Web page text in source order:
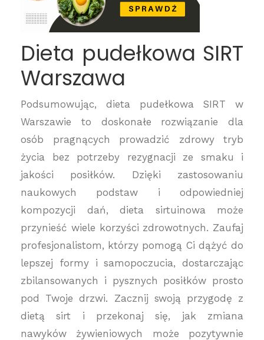
Dieta pudełkowa SIRT
Warszawa
Podsumowując, dieta pudełkowa SIRT w
Warszawie to doskonałe rozwiązanie dla
osób pragnących prowadzić zdrowy tryb
życia bez potrzeby rezygnacji ze smaku i
jakości posiłków. Dzięki zastosowaniu
naukowych podstaw i odpowiedniej
kompozycji dań, dieta sirtuinowa może
przynieść wiele korzyści zdrowotnych. Zaufaj
profesjonalistom, którzy pomogą Ci dążyć do
lepszej formy i samopoczucia, dostarczając
zbilansowanych i pysznych posiłków prosto
pod Twoje drzwi. Zacznij swoją przygodę z
dietą sirt i przekonaj się, jak zmiana
nawyków żywieniowych może pozytywnie